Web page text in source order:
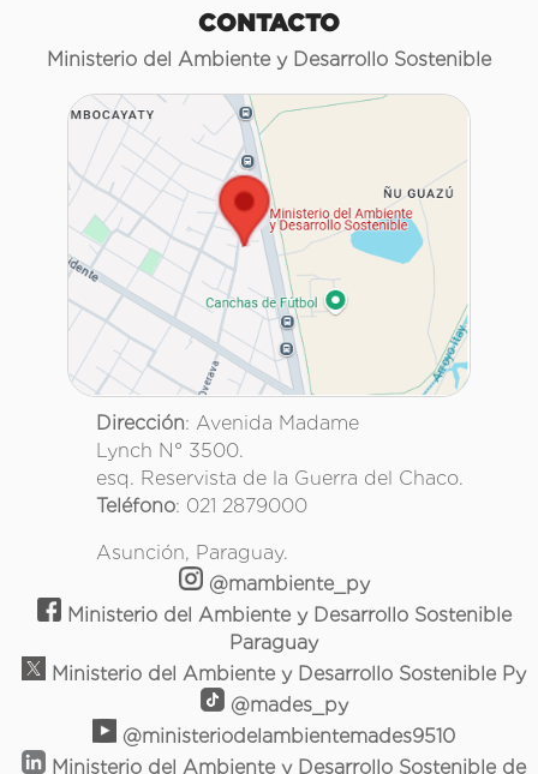
CONTACTO
Ministerio del Ambiente y Desarrollo Sostenible
Dirección: Avenida Madame
Lynch N° 3500.
esq. Reservista de la Guerra del Chaco.
Teléfono: 021 2879000
Asunción, Paraguay.
@mambiente_py
Ministerio del Ambiente y Desarrollo Sostenible
Paraguay
Ministerio del Ambiente y Desarrollo Sostenible Py
@mades_py
@ministeriodelambientemades9510
Ministerio del Ambiente y Desarrollo Sostenible de